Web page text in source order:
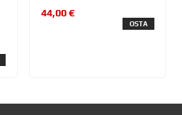
44,00 €
OSTA